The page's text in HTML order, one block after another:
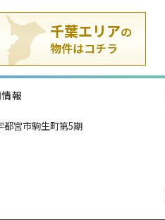
報
都宮市駒生町第5期